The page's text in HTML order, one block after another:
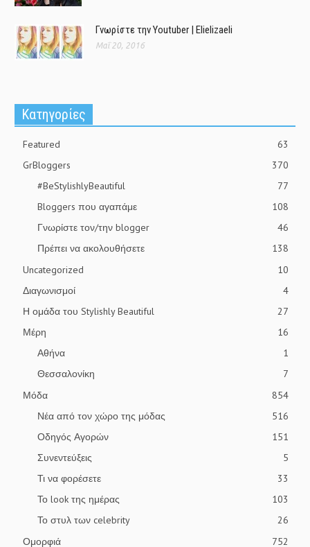
Γνωρίστε την Youtuber | Elielizaeli
Μαΐ 20, 2016
Kατηγορίες
Featured
63
GrBloggers
370
#BeStylishlyBeautiful
77
Bloggers που αγαπάμε
108
Γνωρίστε τον/την blogger
46
Πρέπει να ακολουθήσετε
138
Uncategorized
10
Διαγωνισμοί
4
Η ομάδα του Stylishly Beautiful
27
Μέρη
16
Αθήνα
1
Θεσσαλονίκη
7
Μόδα
854
Νέα από τον χώρο της μόδας
516
Οδηγός Αγορών
151
Συνεντεύξεις
5
Τι να φορέσετε
33
Το look της ημέρας
103
Το στυλ των celebrity
26
Ομορφιά
752